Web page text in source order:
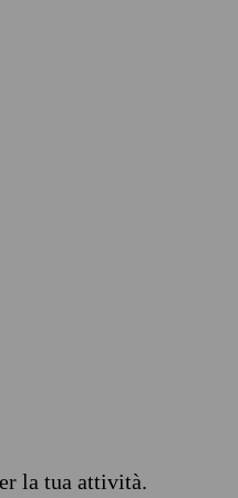
la tua attività.